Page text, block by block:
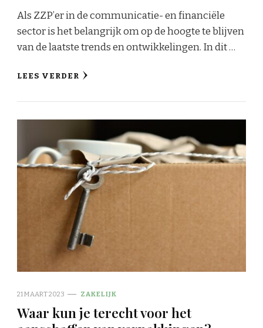
Als ZZP’er in de communicatie- en financiële
sector is het belangrijk om op de hoogte te blijven
van de laatste trends en ontwikkelingen. In dit …
LEES VERDER
21 MAART 2023 ZAKELIJK
Waar kun je terecht voor het